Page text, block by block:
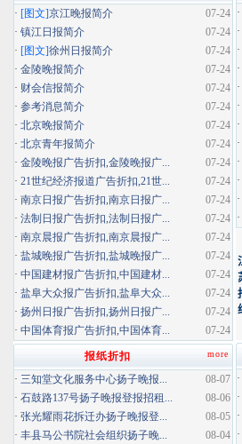
·
·
·
·
·
·
·
·
·
·
·
·
·
·
·
·
07-24
· [图文]京江晚报简介
07-24
· 镇江日报简介
07-24
· [图文]徐州日报简介
07-24
· 金陵晚报简介
07-24
· 财会信报简介
07-24
· 参考消息简介
07-24
· 北京晚报简介
07-24
· 北京青年报简介
07-24
· 金陵晚报广告折扣,金陵晚报广...
07-24
· 21世纪经济报道广告折扣,21世...
07-24
· 南京日报广告折扣,南京日报广...
07-24
· 法制日报广告折扣,法制日报广...
07-24
· 南京晨报广告折扣,南京晨报广...
07-24
· 盐城晚报广告折扣,盐城晚报广...
07-24
· 中国建材报广告折扣,中国建材...
07-24
· 盐阜大众报广告折扣,盐阜大众...
07-24
· 扬州日报广告折扣,扬州日报广...
07-24
· 中国体育报广告折扣,中国体育...
more
报纸折扣
08-07
· 三知堂文化服务中心扬子晚报...
08-06
· 石鼓路137号扬子晚报登报招租...
08-05
· 张光耀雨花拆迁办扬子晚报登...
08-04
· 丰县马公书院社会组织扬子晚...